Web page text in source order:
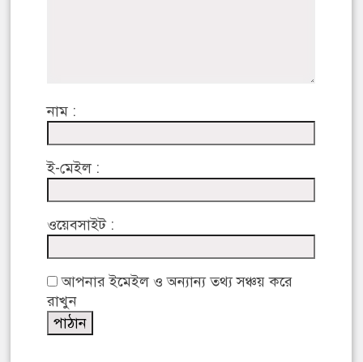
নাম :
ই-মেইল :
ওয়েবসাইট :
আপনার ইমেইল ও অন্যান্য তথ্য সঞ্চয় করে
রাখুন